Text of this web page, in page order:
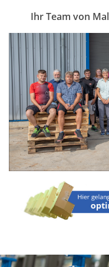
Ihr Team von